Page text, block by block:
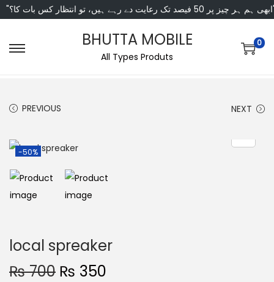
انتظار کس بات کا؟"
BHUTTA MOBILE
All Types Produts
0
PREVIOUS NEXT
-50%
local spreaker
₨700 ₨ 350